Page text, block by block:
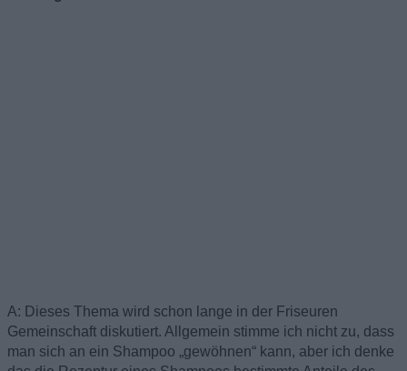
A: Dieses Thema wird schon lange in der Friseuren
Gemeinschaft diskutiert. Allgemein stimme ich nicht zu, dass
man sich an ein Shampoo „gewöhnen“ kann, aber ich denke